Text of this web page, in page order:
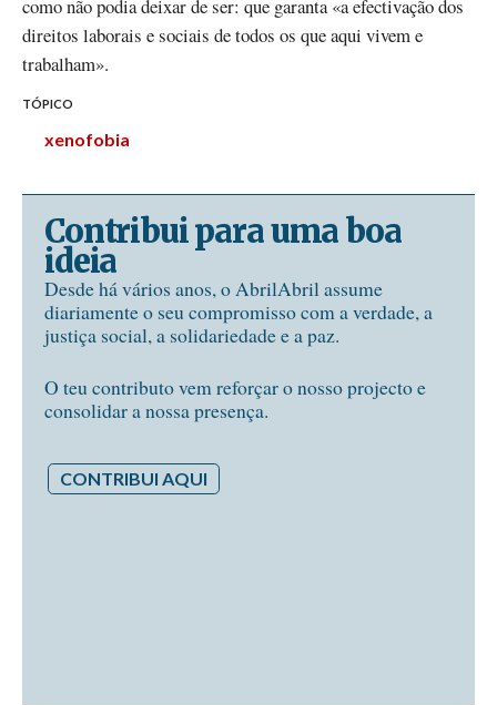
como não podia deixar de ser: que garanta «a efectivação dos
direitos laborais e sociais de todos os que aqui vivem e
trabalham».
TÓPICO
xenofobia
Contribui para uma boa
ideia
Desde há vários anos, o AbrilAbril assume
diariamente o seu compromisso com a verdade, a
justiça social, a solidariedade e a paz.
O teu contributo vem reforçar o nosso projecto e
consolidar a nossa presença.
CONTRIBUI AQUI